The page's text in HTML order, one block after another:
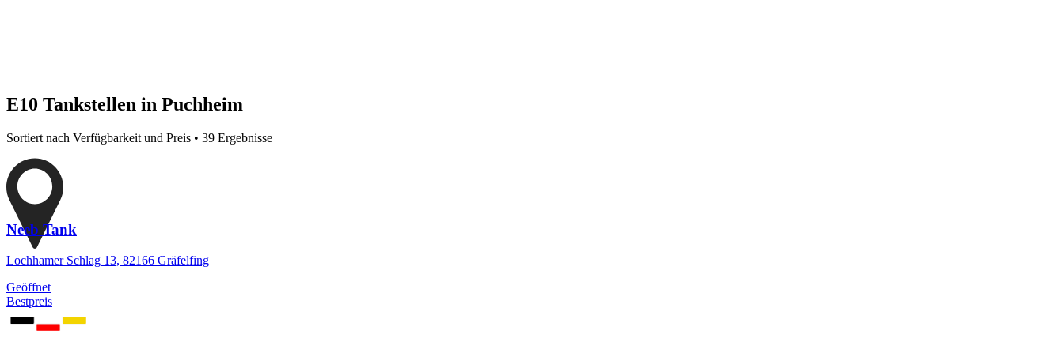
E10 Tankstellen in Puchheim
Sortiert nach Verfügbarkeit und Preis • 39 Ergebnisse
Neeb Tank
Lochhamer Schlag 13, 82166 Gräfelfing
Geöffnet
Bestpreis